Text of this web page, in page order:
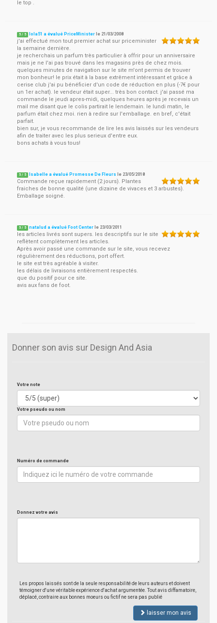
le top .
5 / 5 lola51 a évalué PriceMinister le 21/03/2008
j'ai effectué mon tout premier achat sur priceminister
la semaine dernière.
je recherchais un parfum très particulier à offrir pour un anniversaire
mais je ne l'ai pas trouvé dans les magasins près de chez mois.
quelques minutes de navigation sur le site m'ont permis de trouver
mon bonheur! le prix était à la base extrêment intéressant et grâce à
cerise club j'ai pu bénéficier d'un code de réduction en plus (-7€ pour
un 1er achat). le vendeur était super... très bon contact. j'ai passé ma
commande le jeudi apres-midi, quelques heures après je recevais un
mail me disant que le colis partirait le lendemain. le lundi matin, le
parfum était chez moi. rien à redire sur l'emballage. en bref, c'était
parfait.
bien sur, je vous recommande de lire les avis laissés sur les vendeurs
afin de traiter avec les plus serieux d'entre eux.
bons achats à vous tous!
5 / 5 Isabelle a évalué Promesse De Fleurs le 23/05/2018
Commande reçue rapidement (2 jours). Plantes
fraiches de bonne qualité (une dizaine de vivaces et 3 arbustes).
Emballage soigné.
5 / 5 natalud a évalué Foot Center le 23/03/2011
les articles livrés sont supers. les descriptifs sur le site
reflètent complètement les articles.
Après avoir passé une commande sur le site, vous recevez
régulièrement des réductions, port offert.
le site est très agréable à visiter.
les délais de livraisons entièrement respectés.
que du positif pour ce site.
avis aux fans de foot.
Donner son avis sur Design And Asia
Votre note
Votre pseudo ou nom
Numéro de commande
Donnez votre avis
Les propos laissés sont de la seule responsabilité de leurs auteurs et doivent
témoigner d'une véritable expérience d'achat argumentée. Tout avis diffamatoire,
déplacé, contraire aux bonnes moeurs ou fictif ne sera pas publié
laisser mon avis